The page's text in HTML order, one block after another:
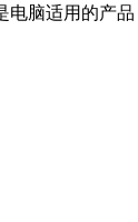
脑适用的产